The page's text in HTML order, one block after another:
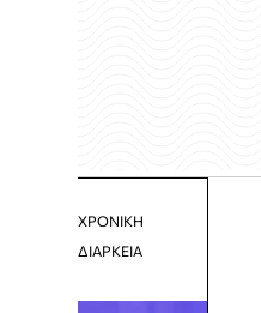
ΧΡΟΝΙΚΗ
ΔΙΑΡΚΕΙΑ